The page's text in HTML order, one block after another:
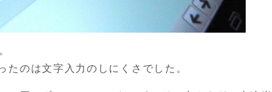
たのは文字入力のしにくさでした。